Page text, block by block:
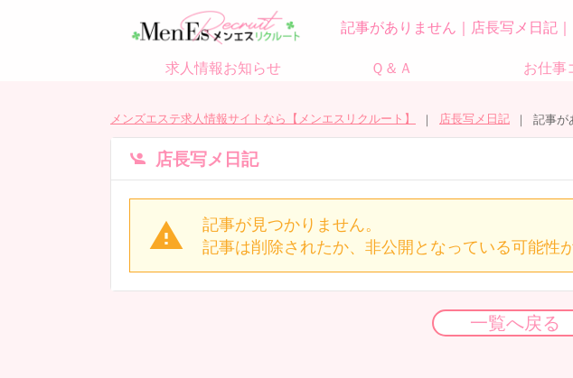
記事がありません｜店長写メ日記
求人情報お知らせ Ｑ＆Ａ お仕事
メンズエステ求人情報サイトなら【メンエスリクルート】 店長写メ日記 記事が
店長写メ日記
記事が見つかりません。
記事は削除されたか、非公開となっている可能性
一覧へ戻る